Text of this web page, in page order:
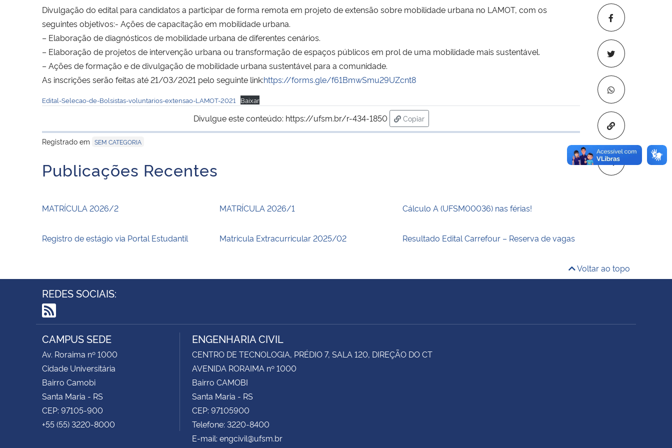
Copiar para
Divulgação do edital para candidatos a participar de forma remota em projeto de extensão sobre mobilidade urbana no LAMOT, com os
seguintes objetivos:- Ações de capacitação em mobilidade urbana.
– Elaboração de diagnósticos de mobilidade urbana de diferentes cenários.
– Elaboração de projetos de intervenção urbana ou transformação de espaços públicos em prol de uma mobilidade mais sustentável.
– Ações de formação e de divulgação de mobilidade urbana sustentável para a comunidade.
As inscrições serão feitas até 21/03/2021 pelo seguinte link:https://forms.gle/f61BmwSmu29UZcnt8
Edital-Selecao-de-Bolsistas-voluntarios-extensao-LAMOT-2021 Baixar
Divulgue este conteúdo: https://ufsm.br/r-434-1850
Copiar
para área de transferência
Registrado em SEM CATEGORIA
Publicações Recentes
MATRÍCULA 2026/2 MATRÍCULA 2026/1 Cálculo A (UFSM00036) nas férias!
Registro de estágio via Portal Estudantil Matricula Extracurricular 2025/02 Resultado Edital Carrefour – Reserva de vagas
Voltar ao topo
REDES SOCIAIS:
RSS
CAMPUS SEDE
Av. Roraima nº 1000
Cidade Universitária
Bairro Camobi
Santa Maria - RS
CEP: 97105-900
+55 (55) 3220-8000
ENGENHARIA CIVIL
CENTRO DE TECNOLOGIA, PRÉDIO 7, SALA 120, DIREÇÃO DO CT
AVENIDA RORAIMA nº 1000
Bairro CAMOBI
Santa Maria - RS
CEP: 97105900
Telefone: 3220-8400
E-mail: engcivil@ufsm.br